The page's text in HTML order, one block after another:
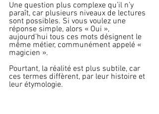
Une question plus complexe qu’il n’y
paraît, car plusieurs niveaux de lectures
sont possibles. Si vous voulez une
réponse simple, alors « Oui »,
aujourd’hui tous ces mots désignent le
même métier, communément appelé «
magicien ».
Pourtant, la réalité est plus subtile, car
ces termes diffèrent, par leur histoire et
leur étymologie.